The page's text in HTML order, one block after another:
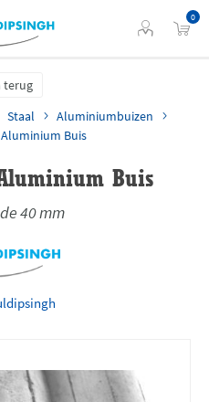
0
terug
Staal
Aluminiumbuizen
Aluminium Buis
Buis
40 mm